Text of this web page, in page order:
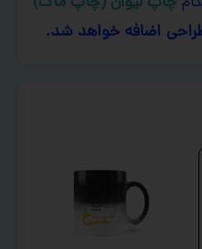
اضافه خواهد شد.